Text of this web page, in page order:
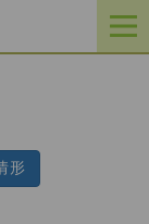
開
啟
形